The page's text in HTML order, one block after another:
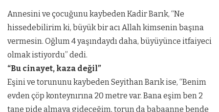
Annesini ve çocuğunu kaybeden Kadir Barık, “Ne
hissedebilirim ki, büyük bir acı Allah kimsenin başına
vermesin. Oğlum 4 yaşındaydı daha, büyüyünce itfaiyeci
olmak istiyordu” dedi.
“Bu cinayet, kaza değil”
Eşini ve torununu kaybeden Seyithan Barık ise, “Benim
evden çöp konteynırına 20 metre var. Bana eşim ben 2
tane pide almaya gideceğim, torun da babaanne bende